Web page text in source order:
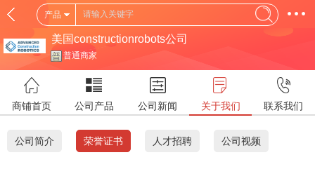
产品
美国constructionrobots公司
普通商家
商铺首页 公司产品 公司新闻 关于我们 联系我们
公司简介 荣誉证书 人才招聘 公司视频